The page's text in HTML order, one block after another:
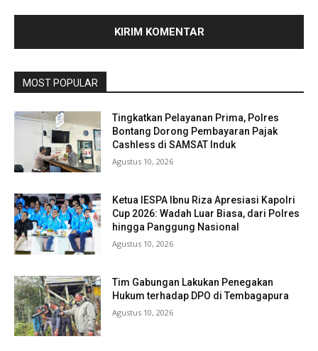
MOST POPULAR
Tingkatkan Pelayanan Prima, Polres
Bontang Dorong Pembayaran Pajak
Cashless di SAMSAT Induk
Agustus 10, 2026
Ketua IESPA Ibnu Riza Apresiasi Kapolri
Cup 2026: Wadah Luar Biasa, dari Polres
hingga Panggung Nasional
Agustus 10, 2026
Tim Gabungan Lakukan Penegakan
Hukum terhadap DPO di Tembagapura
Agustus 10, 2026